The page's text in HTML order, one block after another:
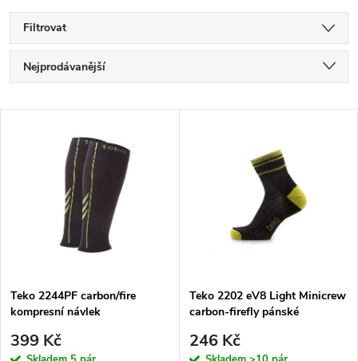
Filtrovat
Ř
a
p
r
Nejprodávanější
Abecedně
s
p
Teko 2244PF carbon/fire
kompresní návlek
399 Kč
Teko 2202 eV8 Light Minicrew
carbon-firefly pánské
246 Kč